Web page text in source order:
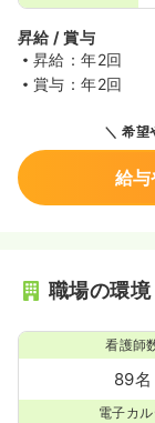
昇給 / 賞与
昇給：年2回
賞与：年2回
希望
給与
職場の環境
看護師
89名
電子カ